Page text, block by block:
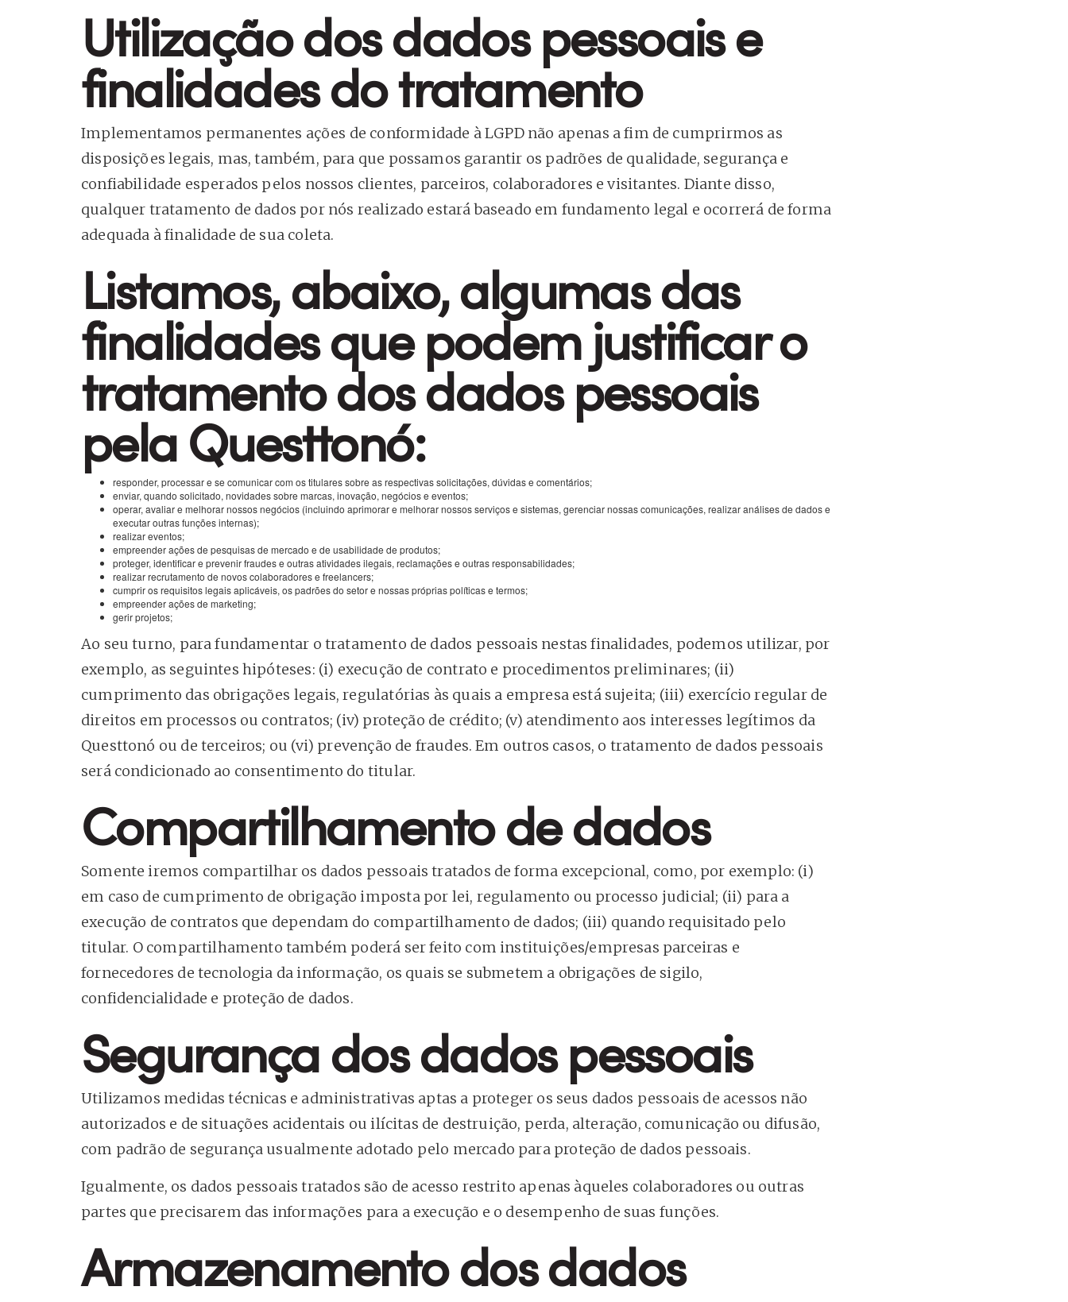
Utilização dos dados pessoais e
finalidades do tratamento
Implementamos permanentes ações de conformidade à LGPD não apenas a fim de cumprirmos as
disposições legais, mas, também, para que possamos garantir os padrões de qualidade, segurança e
confiabilidade esperados pelos nossos clientes, parceiros, colaboradores e visitantes. Diante disso,
qualquer tratamento de dados por nós realizado estará baseado em fundamento legal e ocorrerá de forma
adequada à finalidade de sua coleta.
Listamos, abaixo, algumas das
finalidades que podem justificar o
tratamento dos dados pessoais
pela Questtonó:
responder, processar e se comunicar com os titulares sobre as respectivas solicitações, dúvidas e comentários;
enviar, quando solicitado, novidades sobre marcas, inovação, negócios e eventos;
operar, avaliar e melhorar nossos negócios (incluindo aprimorar e melhorar nossos serviços e sistemas, gerenciar nossas comunicações, realizar análises de dados e
executar outras funções internas);
realizar eventos;
empreender ações de pesquisas de mercado e de usabilidade de produtos;
proteger, identificar e prevenir fraudes e outras atividades ilegais, reclamações e outras responsabilidades;
realizar recrutamento de novos colaboradores e freelancers;
cumprir os requisitos legais aplicáveis, os padrões do setor e nossas próprias políticas e termos;
empreender ações de marketing;
gerir projetos;
Ao seu turno, para fundamentar o tratamento de dados pessoais nestas finalidades, podemos utilizar, por
exemplo, as seguintes hipóteses: (i) execução de contrato e procedimentos preliminares; (ii)
cumprimento das obrigações legais, regulatórias às quais a empresa está sujeita; (iii) exercício regular de
direitos em processos ou contratos; (iv) proteção de crédito; (v) atendimento aos interesses legítimos da
Questtonó ou de terceiros; ou (vi) prevenção de fraudes. Em outros casos, o tratamento de dados pessoais
será condicionado ao consentimento do titular.
Compartilhamento de dados
Somente iremos compartilhar os dados pessoais tratados de forma excepcional, como, por exemplo: (i)
em caso de cumprimento de obrigação imposta por lei, regulamento ou processo judicial; (ii) para a
execução de contratos que dependam do compartilhamento de dados; (iii) quando requisitado pelo
titular. O compartilhamento também poderá ser feito com instituições/empresas parceiras e
fornecedores de tecnologia da informação, os quais se submetem a obrigações de sigilo,
confidencialidade e proteção de dados.
Segurança dos dados pessoais
Utilizamos medidas técnicas e administrativas aptas a proteger os seus dados pessoais de acessos não
autorizados e de situações acidentais ou ilícitas de destruição, perda, alteração, comunicação ou difusão,
com padrão de segurança usualmente adotado pelo mercado para proteção de dados pessoais.
Igualmente, os dados pessoais tratados são de acesso restrito apenas àqueles colaboradores ou outras
partes que precisarem das informações para a execução e o desempenho de suas funções.
Armazenamento dos dados